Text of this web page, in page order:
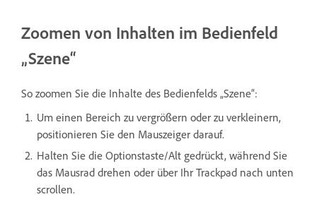
Zoomen von Inhalten im Bedienfeld
„Szene“
So zoomen Sie die Inhalte des Bedienfelds „Szene“:
Um einen Bereich zu vergrößern oder zu verkleinern,
positionieren Sie den Mauszeiger darauf.
Halten Sie die Optionstaste/Alt gedrückt, während Sie
das Mausrad drehen oder über Ihr Trackpad nach unten
scrollen.